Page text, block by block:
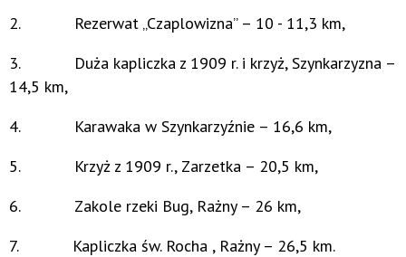
2. Rezerwat „Czaplowizna” – 10 - 11,3 km,
3. Duża kapliczka z 1909 r. i krzyż, Szynkarzyzna –
14,5 km,
4. Karawaka w Szynkarzyźnie – 16,6 km,
5. Krzyż z 1909 r., Zarzetka – 20,5 km,
6. Zakole rzeki Bug, Rażny – 26 km,
7. Kapliczka św. Rocha , Rażny – 26,5 km.